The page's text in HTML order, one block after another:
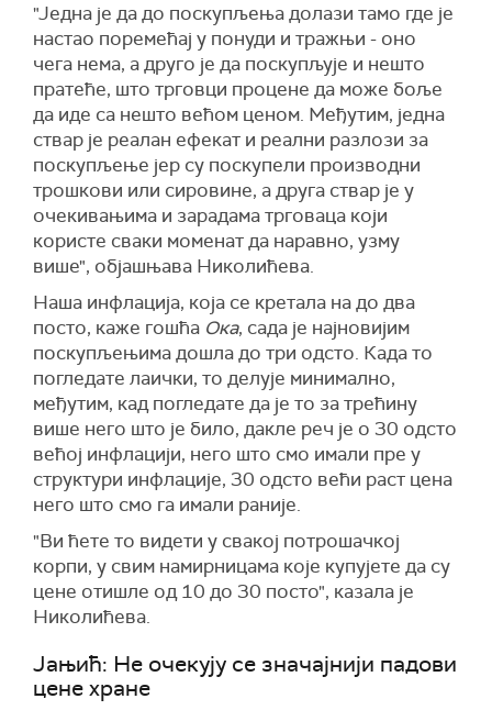
"Једна је да до поскупљења долази тамо где је
настао поремећај у понуди и тражњи - оно
чега нема, а друго је да поскупљује и нешто
пратеће, што трговци процене да може боље
да иде са нешто већом ценом. Међутим, једна
ствар је реалан ефекат и реални разлози за
поскупљење јер су поскупели производни
трошкови или сировине, а друга ствар је у
очекивањима и зарадама трговаца који
користе сваки моменат да наравно, узму
више", објашњава Николићева.
Наша инфлација, која се кретала на до два
посто, каже гошћа Ока, сада је најновијим
поскупљењима дошла до три одсто. Када то
погледате лаички, то делује минимално,
међутим, кад погледате да је то за трећину
више него што је било, дакле реч је о 30 одсто
већој инфлацији, него што смо имали пре у
структури инфлације, 30 одсто већи раст цена
него што смо га имали раније.
"Ви ћете то видети у свакој потрошачкој
корпи, у свим намирницама које купујете да су
цене отишле од 10 до 30 посто", казала је
Николићева.
Јањић: Не очекују се значајнији падови
цене хране